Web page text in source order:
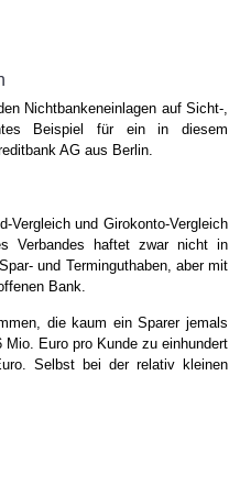
Nichtbankeneinlagen auf Sicht-,
Beispiel für ein in diesem
AG aus Berlin.
Vergleich und Girokonto-Vergleich
Verbandes haftet zwar nicht in
und Terminguthaben, aber mit
Bank.
die kaum ein Sparer jemals
Mio. Euro pro Kunde zu einhundert
Selbst bei der relativ kleinen